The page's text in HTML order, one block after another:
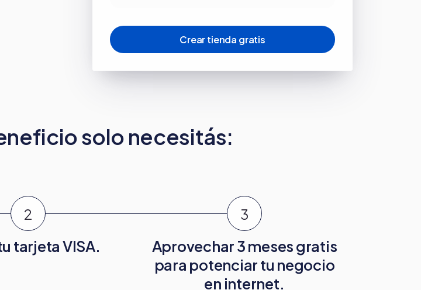
solo necesitás:
tarjeta VISA.
Aprovechar 3 meses gratis
para potenciar tu negocio
en internet.